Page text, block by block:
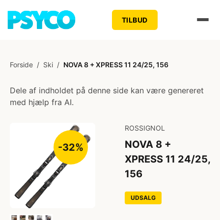
TILBUD
Forside / Ski / NOVA 8 + XPRESS 11 24/25, 156
Dele af indholdet på denne side kan være genereret
med hjælp fra AI.
-32%
ROSSIGNOL
NOVA 8 +
XPRESS 11 24/25,
156
UDSALG